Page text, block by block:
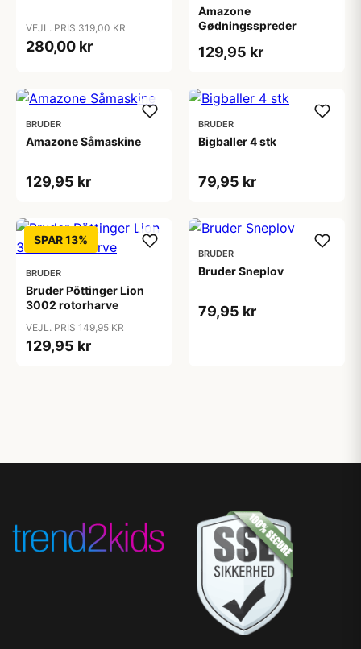
VEJL. PRIS 319,00 KR
280,00 kr
Amazone
Gødningsspreder
129,95 kr
BRUDER
Amazone Såmaskine
129,95 kr
BRUDER
Bigballer 4 stk
79,95 kr
SPAR 13%
BRUDER
Bruder Pöttinger Lion
3002 rotorharve
VEJL. PRIS 149,95 KR
129,95 kr
BRUDER
Bruder Sneplov
79,95 kr